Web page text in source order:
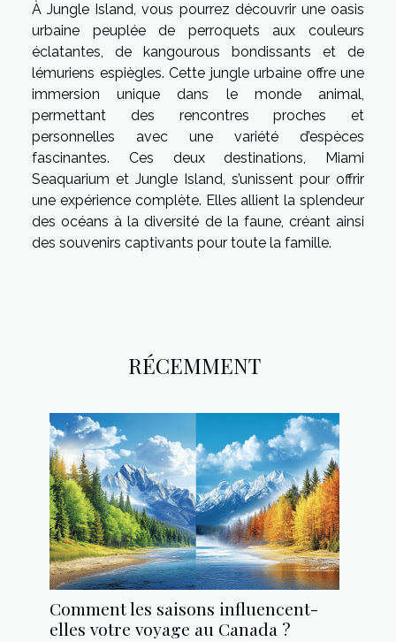
À Jungle Island, vous pourrez découvrir une oasis
urbaine peuplée de perroquets aux couleurs
éclatantes, de kangourous bondissants et de
lémuriens espiègles. Cette jungle urbaine offre une
immersion unique dans le monde animal,
permettant des rencontres proches et
personnelles avec une variété d’espèces
fascinantes. Ces deux destinations, Miami
Seaquarium et Jungle Island, s’unissent pour offrir
une expérience complète. Elles allient la splendeur
des océans à la diversité de la faune, créant ainsi
des souvenirs captivants pour toute la famille.
RÉCEMMENT
Comment les saisons influencent-
elles votre voyage au Canada ?